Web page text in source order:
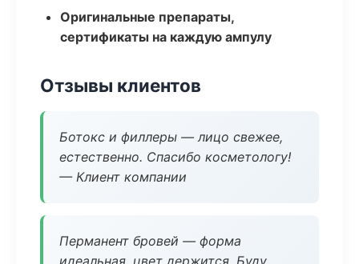
Оригинальные препараты,
сертификаты на каждую ампулу
Отзывы клиентов
Ботокс и филлеры — лицо свежее,
естественно. Спасибо косметологу!
— Клиент компании
Перманент бровей — форма
идеальная, цвет держится. Буду